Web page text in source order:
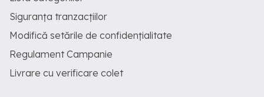
Siguranța tranzacțiilor
Modifică setările de confidențialitate
Regulament Campanie
Livrare cu verificare colet